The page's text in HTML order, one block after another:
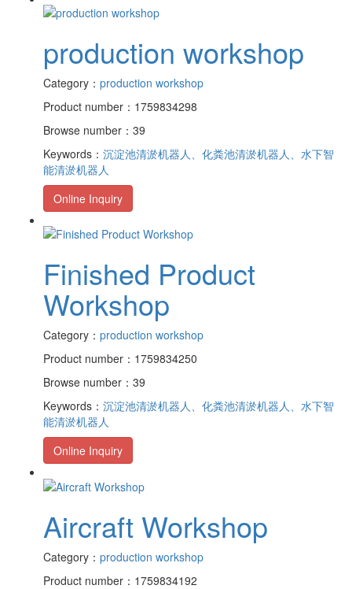
production workshop
Category： production workshop
Product number：1759834298
Browse number：39
Keywords： 沉淀池清淤机器人、化粪池清淤机器人、水下智
能清淤机器人
Online Inquiry
Finished Product
Workshop
Category： production workshop
Product number：1759834250
Browse number：39
Keywords： 沉淀池清淤机器人、化粪池清淤机器人、水下智
能清淤机器人
Online Inquiry
Aircraft Workshop
Category： production workshop
Product number：1759834192